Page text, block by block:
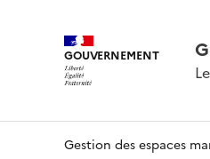
GOUVERNEMENT
Gestion des espaces